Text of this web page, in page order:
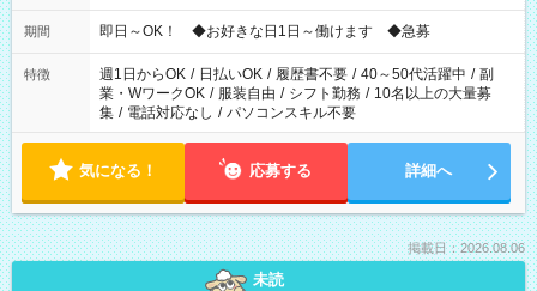
仕事により勤務時間が異なります
期間 即日～OK！ ◆お好きな日1日～働けます ◆急募
特徴 週1日からOK / 日払いOK / 履歴書不要 / 40～50代活躍中 / 副
業・WワークOK / 服装自由 / シフト勤務 / 10名以上の大量募
集 / 電話対応なし / パソコンスキル不要
気になる！ 応募する 詳細へ
掲載日：2026.08.06
未読